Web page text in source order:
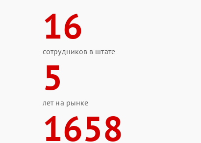
16
сотрудников в штате
5
лет на рынке
1658